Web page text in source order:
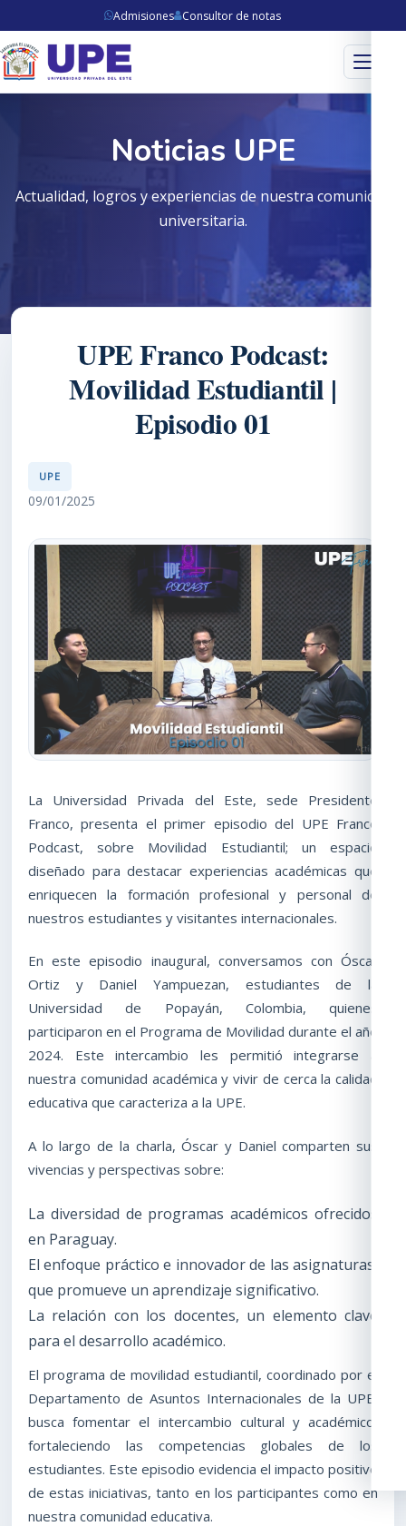
Admisiones Consultor de notas
Menú
Noticias UPE
Actualidad, logros y experiencias de nuestra comunidad
universitaria.
UPE Franco Podcast:
Movilidad Estudiantil |
Episodio 01
UPE
09/01/2025
La Universidad Privada del Este, sede Presidente
Franco, presenta el primer episodio del UPE Franco
Podcast, sobre Movilidad Estudiantil; un espacio
diseñado para destacar experiencias académicas que
enriquecen la formación profesional y personal de
nuestros estudiantes y visitantes internacionales.
En este episodio inaugural, conversamos con Óscar
Ortiz y Daniel Yampuezan, estudiantes de la
Universidad de Popayán, Colombia, quienes
participaron en el Programa de Movilidad durante el año
2024. Este intercambio les permitió integrarse a
nuestra comunidad académica y vivir de cerca la calidad
educativa que caracteriza a la UPE.
A lo largo de la charla, Óscar y Daniel comparten sus
vivencias y perspectivas sobre:
La diversidad de programas académicos ofrecidos
en Paraguay.
El enfoque práctico e innovador de las asignaturas,
que promueve un aprendizaje significativo.
La relación con los docentes, un elemento clave
para el desarrollo académico.
El programa de movilidad estudiantil, coordinado por el
Departamento de Asuntos Internacionales de la UPE,
busca fomentar el intercambio cultural y académico,
fortaleciendo las competencias globales de los
estudiantes. Este episodio evidencia el impacto positivo
de estas iniciativas, tanto en los participantes como en
nuestra comunidad educativa.